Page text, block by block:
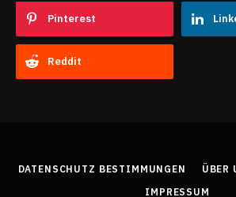
Pinterest
Reddit
DATENSCHUTZ BESTIMMUNGEN ÜBER
IMPRESSUM